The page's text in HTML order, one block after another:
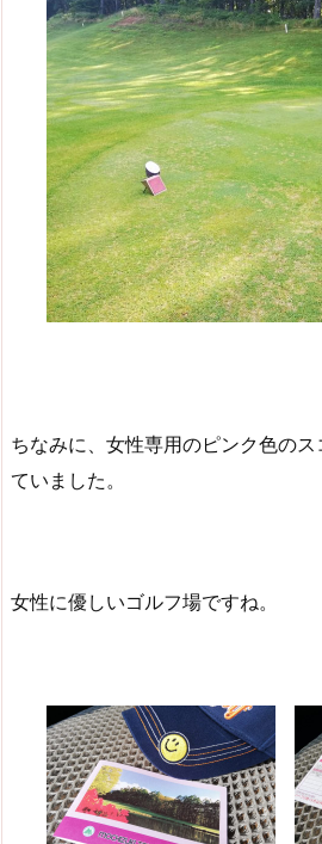
ちなみに、女性専用のピンク色の
ていました。
女性に優しいゴルフ場ですね。